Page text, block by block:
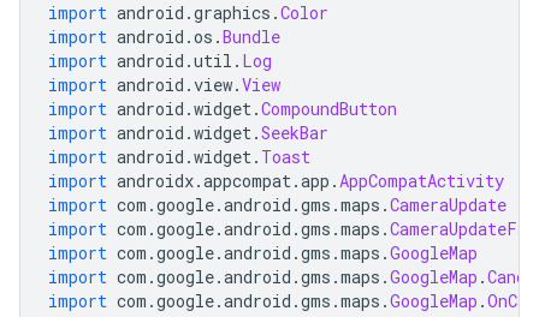
import android .graphics .Color
import android .os .Bundle
import android .util . Log
import android .view.View
import android .widget.CompoundButton
import android .widget.SeekBar
import android .widget. Toast
import androidx.appcompat.app .AppCompatActivity
import com .google.android .gms .maps .CameraUpdate
import com .google.android .gms .maps .
import com .google.android .gms .maps .GoogleMap
import com .google.android .gms .maps .GoogleMap .
import com .google.android .gms .maps .GoogleMap .